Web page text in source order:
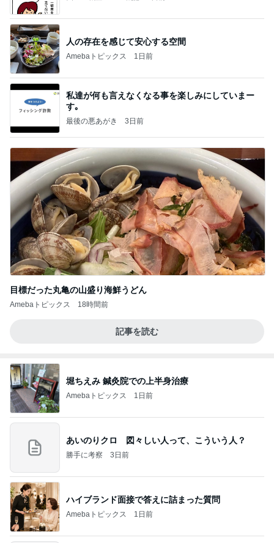
人の存在を感じて安心する空間
Amebaトピックス 1日前
私達が何も言えなくなる事を楽しみにしていまー
す｡
最後の悪あがき 3日前
目標だった丸亀の山盛り海鮮うどん
Amebaトピックス 18時間前
記事を読む
堀ちえみ 鍼灸院での上半身治療
Amebaトピックス 1日前
あいのりクロ 図々しい人って、こういう人？
勝手に考察 3日前
ハイブランド面接で答えに詰まった質問
Amebaトピックス 1日前